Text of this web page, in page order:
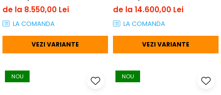
de la 8.550,00 Lei
LA COMANDA
VEZI VARIANTE
de la 14.600,00 Lei
LA COMANDA
VEZI VARIANTE
NOU NOU